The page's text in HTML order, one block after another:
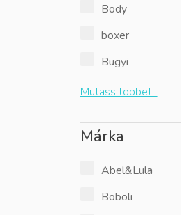
Body
boxer
Bugyi
Mutass többet...
Márka
Abel&Lula
Boboli